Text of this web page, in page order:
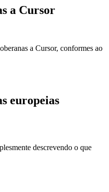
a Cursor
a Cursor, conformes ao
europeias
descrevendo o que